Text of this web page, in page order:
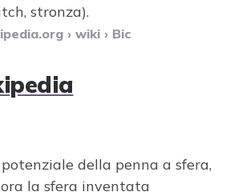
stronza).
› wiki › Bic
della penna a sfera,
la sfera inventata